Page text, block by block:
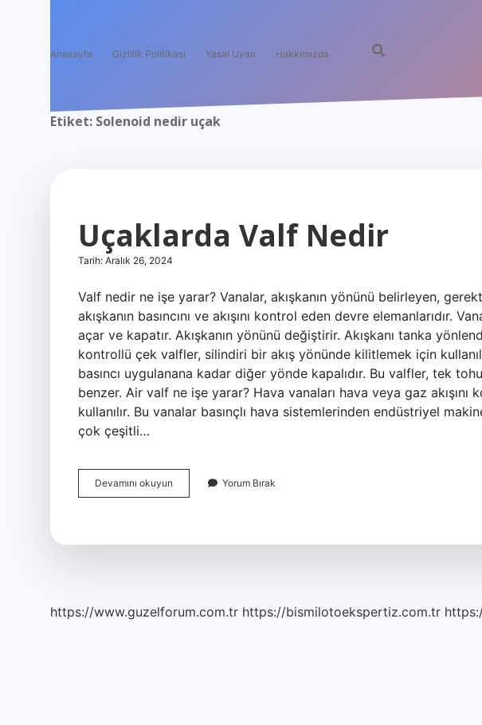
Anasayfa Gizlilik Politikası Yasal Uyarı Hakkımızda
Etiket: Solenoid nedir uçak
Uçaklarda Valf Nedir
Tarih: Aralık 26, 2024
Valf nedir ne işe yarar? Vanalar, akışkanın yönünü belirleyen,
akışkanın basıncını ve akışını kontrol eden devre elemanlarıdır.
açar ve kapatır. Akışkanın yönünü değiştirir. Akışkanı tanka
kontrollü çek valfler, silindiri bir akış yönünde kilitlemek için
basıncı uygulanana kadar diğer yönde kapalıdır. Bu valfler, tek
benzer. Air valf ne işe yarar? Hava vanaları hava veya gaz
kullanılır. Bu vanalar basınçlı hava sistemlerinden endüstriyel
çok çeşitli…
Devamını okuyun Uçaklarda
Valf
Yorum Bırak
https://www.guzelforum.com.tr https://bismilotoekspertiz.com.tr